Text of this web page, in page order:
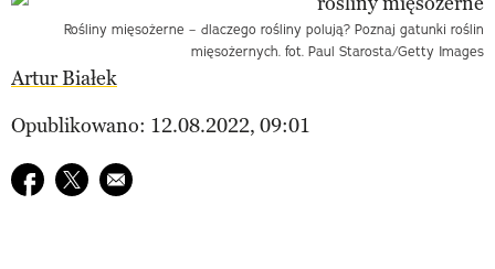
Rośliny mięsożerne – dlaczego rośliny polują? Poznaj gatunki roślin
mięsożernych. fot. Paul Starosta/Getty Images
Artur Białek
Opublikowano: 12.08.2022, 09:01
Udostępnij na facebook
Udostępnij na twitter
E-mail do przyjaciela